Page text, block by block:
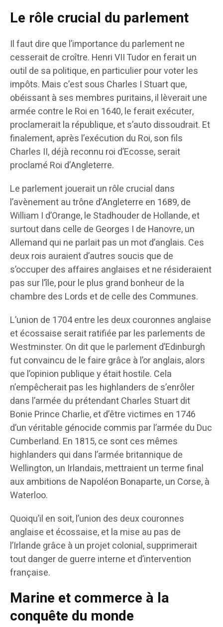
Le rôle crucial du parlement
Il faut dire que l’importance du parlement ne
cesserait de croître. Henri VII Tudor en ferait un
outil de sa politique, en particulier pour voter les
impôts. Mais c’est sous Charles I Stuart que,
obéissant à ses membres puritains, il lèverait une
armée contre le Roi en 1640, le ferait exécuter,
proclamerait la république, et s’auto dissoudrait. Et
finalement, après l’exécution du Roi, son fils
Charles II, déjà reconnu roi d’Ecosse, serait
proclamé Roi d’Angleterre.
Le parlement jouerait un rôle crucial dans
l’avènement au trône d’Angleterre en 1689, de
William I d’Orange, le Stadhouder de Hollande, et
surtout dans celle de Georges I de Hanovre, un
Allemand qui ne parlait pas un mot d’anglais. Ces
deux rois auraient d’autres soucis que de
s’occuper des affaires anglaises et ne résideraient
pas sur l’île, pour le plus grand bonheur de la
chambre des Lords et de celle des Communes.
L’union de 1704 entre les deux couronnes anglaise
et écossaise serait ratifiée par les parlements de
Westminster. On dit que le parlement d’Edinburgh
fut convaincu de le faire grâce à l’or anglais, alors
que l’opinion publique y était hostile. Cela
n’empêcherait pas les highlanders de s’enrôler
dans l’armée du prétendant Charles Stuart dit
Bonie Prince Charlie, et d’être victimes en 1746
d’un véritable génocide commis par l’armée du Duc
Cumberland. En 1815, ce sont ces mêmes
highlanders qui dans l’armée britannique de
Wellington, un Irlandais, mettraient un terme final
aux ambitions de Napoléon Bonaparte, un Corse, à
Waterloo.
Quoiqu’il en soit, l’union des deux couronnes
anglaise et écossaise, et la mise au pas de
l’Irlande grâce à un projet colonial, supprimerait
tout danger de guerre interne et d’intervention
française.
Marine et commerce à la
conquête du monde